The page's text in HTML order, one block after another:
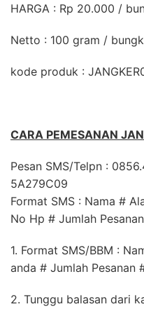
HARGA : Rp 20.000 /
Netto : 100 gram /
kode produk :
CARA PEMESANAN
Pesan SMS/Telpn :
5A279C09
Format SMS : Nama #
No Hp # Jumlah
1. Format SMS/BBM :
anda # Jumlah Pesanan
2. Tunggu balasan dari